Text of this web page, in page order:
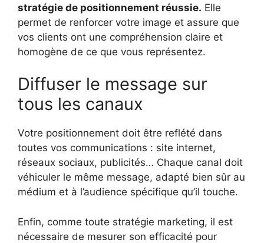
stratégie de positionnement réussie. Elle
permet de renforcer votre image et assure que
vos clients ont une compréhension claire et
homogène de ce que vous représentez.
Diffuser le message sur
tous les canaux
Votre positionnement doit être reflété dans
toutes vos communications : site internet,
réseaux sociaux, publicités… Chaque canal doit
véhiculer le même message, adapté bien sûr au
médium et à l’audience spécifique qu’il touche.
Enfin, comme toute stratégie marketing, il est
nécessaire de mesurer son efficacité pour